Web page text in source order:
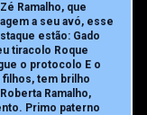
Ramalho, que
a seu avó, esse
estão: Gado
tiracolo Roque
o protocolo E o
filhos, tem brilho
Ramalho,
Primo paterno